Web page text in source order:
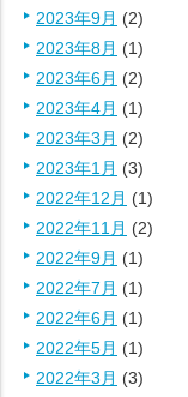
2023年9月 (2)
2023年8月 (1)
2023年6月 (2)
2023年4月 (1)
2023年3月 (2)
2023年1月 (3)
2022年12月 (1)
2022年11月 (2)
2022年9月 (1)
2022年7月 (1)
2022年6月 (1)
2022年5月 (1)
2022年3月 (3)